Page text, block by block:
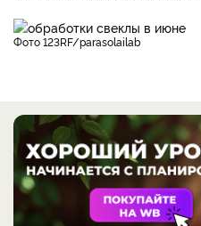
фото 123RF/parasolailab